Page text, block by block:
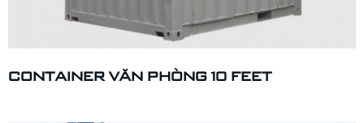
CONTAINER VĂN PHÒNG 10 FEET